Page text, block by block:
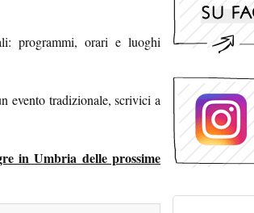
programmi, orari e luoghi
evento tradizionale, scrivici a
in Umbria delle prossime